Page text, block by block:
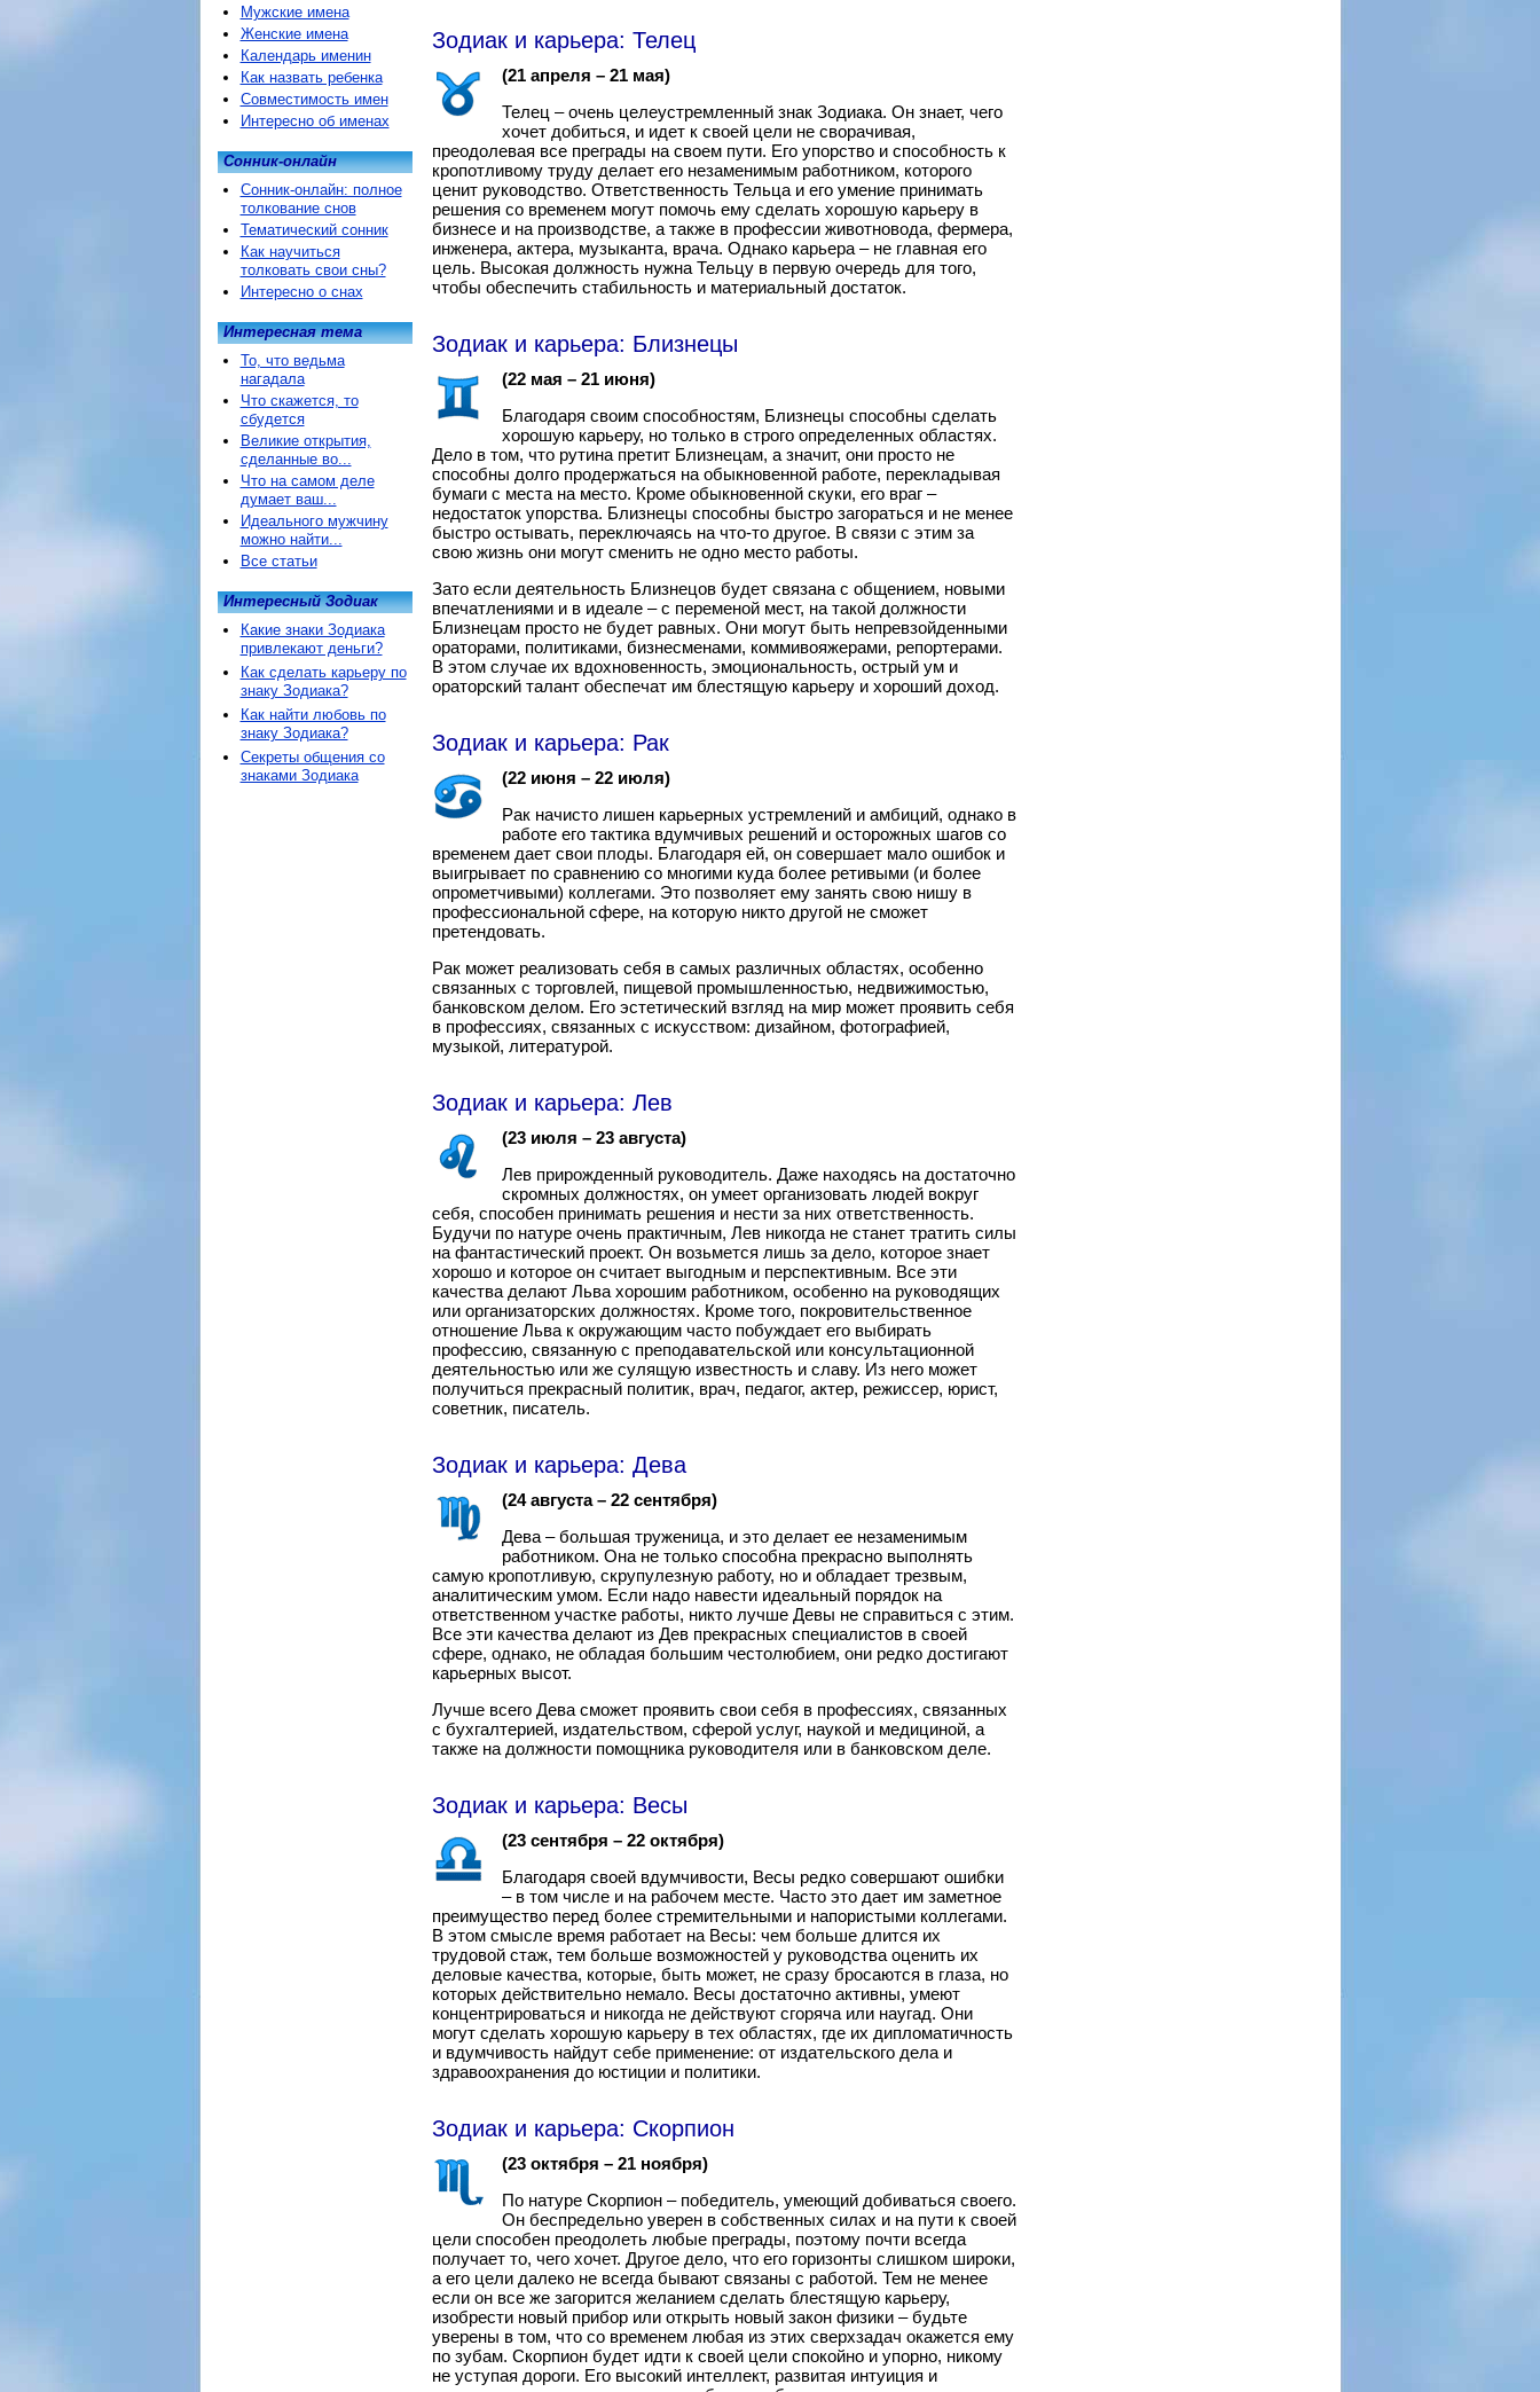
Зодиак и карьера: Телец
(21 апреля – 21 мая)
Телец – очень целеустремленный знак Зодиака. Он знает, чего
хочет добиться, и идет к своей цели не сворачивая,
преодолевая все преграды на своем пути. Его упорство и способность к
кропотливому труду делает его незаменимым работником, которого
ценит руководство. Ответственность Тельца и его умение принимать
решения со временем могут помочь ему сделать хорошую карьеру в
бизнесе и на производстве, а также в профессии животновода, фермера,
инженера, актера, музыканта, врача. Однако карьера – не главная его
цель. Высокая должность нужна Тельцу в первую очередь для того,
чтобы обеспечить стабильность и материальный достаток.
Зодиак и карьера: Близнецы
(22 мая – 21 июня)
Благодаря своим способностям, Близнецы способны сделать
хорошую карьеру, но только в строго определенных областях.
Дело в том, что рутина претит Близнецам, а значит, они просто не
способны долго продержаться на обыкновенной работе, перекладывая
бумаги с места на место. Кроме обыкновенной скуки, его враг –
недостаток упорства. Близнецы способны быстро загораться и не менее
быстро остывать, переключаясь на что-то другое. В связи с этим за
свою жизнь они могут сменить не одно место работы.
Зато если деятельность Близнецов будет связана с общением, новыми
впечатлениями и в идеале – с переменой мест, на такой должности
Близнецам просто не будет равных. Они могут быть непревзойденными
ораторами, политиками, бизнесменами, коммивояжерами, репортерами.
В этом случае их вдохновенность, эмоциональность, острый ум и
ораторский талант обеспечат им блестящую карьеру и хороший доход.
Зодиак и карьера: Рак
(22 июня – 22 июля)
Рак начисто лишен карьерных устремлений и амбиций, однако в
работе его тактика вдумчивых решений и осторожных шагов со
временем дает свои плоды. Благодаря ей, он совершает мало ошибок и
выигрывает по сравнению со многими куда более ретивыми (и более
опрометчивыми) коллегами. Это позволяет ему занять свою нишу в
профессиональной сфере, на которую никто другой не сможет
претендовать.
Рак может реализовать себя в самых различных областях, особенно
связанных с торговлей, пищевой промышленностью, недвижимостью,
банковском делом. Его эстетический взгляд на мир может проявить себя
в профессиях, связанных с искусством: дизайном, фотографией,
музыкой, литературой.
Зодиак и карьера: Лев
(23 июля – 23 августа)
Лев прирожденный руководитель. Даже находясь на достаточно
скромных должностях, он умеет организовать людей вокруг
себя, способен принимать решения и нести за них ответственность.
Будучи по натуре очень практичным, Лев никогда не станет тратить силы
на фантастический проект. Он возьмется лишь за дело, которое знает
хорошо и которое он считает выгодным и перспективным. Все эти
качества делают Льва хорошим работником, особенно на руководящих
или организаторских должностях. Кроме того, покровительственное
отношение Льва к окружающим часто побуждает его выбирать
профессию, связанную с преподавательской или консультационной
деятельностью или же сулящую известность и славу. Из него может
получиться прекрасный политик, врач, педагог, актер, режиссер, юрист,
советник, писатель.
Зодиак и карьера: Дева
(24 августа – 22 сентября)
Дева – большая труженица, и это делает ее незаменимым
работником. Она не только способна прекрасно выполнять
самую кропотливую, скрупулезную работу, но и обладает трезвым,
аналитическим умом. Если надо навести идеальный порядок на
ответственном участке работы, никто лучше Девы не справиться с этим.
Все эти качества делают из Дев прекрасных специалистов в своей
сфере, однако, не обладая большим честолюбием, они редко достигают
карьерных высот.
Лучше всего Дева сможет проявить свои себя в профессиях, связанных
с бухгалтерией, издательством, сферой услуг, наукой и медициной, а
также на должности помощника руководителя или в банковском деле.
Зодиак и карьера: Весы
(23 сентября – 22 октября)
Благодаря своей вдумчивости, Весы редко совершают ошибки
– в том числе и на рабочем месте. Часто это дает им заметное
преимущество перед более стремительными и напористыми коллегами.
В этом смысле время работает на Весы: чем больше длится их
трудовой стаж, тем больше возможностей у руководства оценить их
деловые качества, которые, быть может, не сразу бросаются в глаза, но
которых действительно немало. Весы достаточно активны, умеют
концентрироваться и никогда не действуют сгоряча или наугад. Они
могут сделать хорошую карьеру в тех областях, где их дипломатичность
и вдумчивость найдут себе применение: от издательского дела и
здравоохранения до юстиции и политики.
Зодиак и карьера: Скорпион
(23 октября – 21 ноября)
По натуре Скорпион – победитель, умеющий добиваться своего.
Он беспредельно уверен в собственных силах и на пути к своей
цели способен преодолеть любые преграды, поэтому почти всегда
получает то, чего хочет. Другое дело, что его горизонты слишком широки,
а его цели далеко не всегда бывают связаны с работой. Тем не менее
если он все же загорится желанием сделать блестящую карьеру,
изобрести новый прибор или открыть новый закон физики – будьте
уверены в том, что со временем любая из этих сверхзадач окажется ему
по зубам. Скорпион будет идти к своей цели спокойно и упорно, никому
не уступая дороги. Его высокий интеллект, развитая интуиция и
Мужские имена
Женские имена
Календарь именин
Как назвать ребенка
Совместимость имен
Интересно об именах
Сонник-онлайн
Сонник-онлайн: полное
толкование снов
Тематический сонник
Как научиться
толковать свои сны?
Интересно о снах
Интересная тема
То, что ведьма
нагадала
Что скажется, то
сбудется
Великие открытия,
сделанные во...
Что на самом деле
думает ваш...
Идеального мужчину
можно найти...
Все статьи
Интересный Зодиак
Какие знаки Зодиака
привлекают деньги?
Как сделать карьеру по
знаку Зодиака?
Как найти любовь по
знаку Зодиака?
Секреты общения со
знаками Зодиака